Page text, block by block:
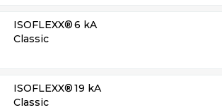
ISOFLEXX®
Classic
6 kA
ISOFLEXX®
Classic
19 kA